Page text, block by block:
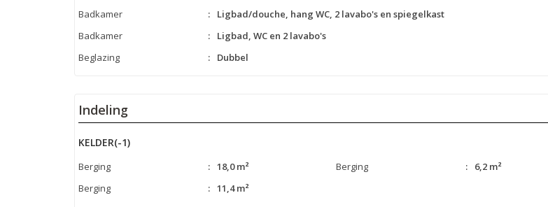
Badkamer
:
Ligbad/douche, hang WC, 2 lavabo's en spiegelkast
Badkamer
:
Ligbad, WC en 2 lavabo's
Beglazing
: Dubbel
Indeling
KELDER(-1)
Berging : 18,0 m² Berging :
6,2 m²
Berging
: 11,4 m²